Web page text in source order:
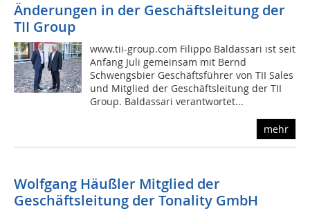
Änderungen in der Geschäftsleitung der
TII Group
www.tii-group.com Filippo Baldassari ist seit
Anfang Juli gemeinsam mit Bernd
Schwengsbier Geschäftsführer von TII Sales
und Mitglied der Geschäftsleitung der TII
Group. Baldassari verantwortet...
mehr
Wolfgang Häußler Mitglied der
Geschäftsleitung der Tonality GmbH